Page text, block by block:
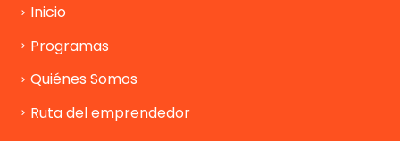
Inicio
Programas
Quiénes Somos
Ruta del emprendedor